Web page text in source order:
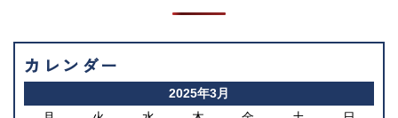
カレンダー
2025年3月